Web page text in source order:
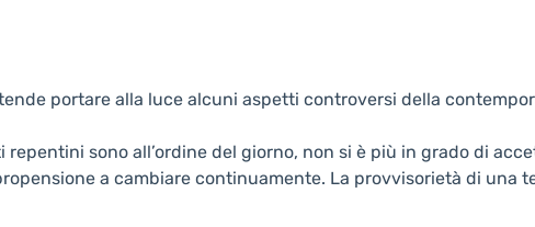
portare alla luce alcuni aspetti controversi della
sono all’ordine del giorno, non si è più in grado di
a cambiare continuamente. La provvisorietà di una